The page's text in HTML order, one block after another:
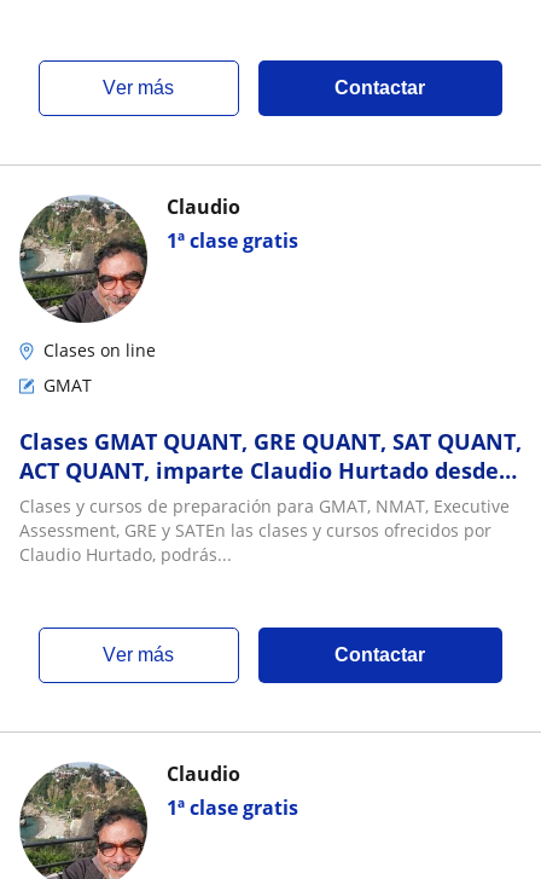
ver más Contactar
1ª clase gratis
Claudio
Clases on line
GMAT
Clases GMAT QUANT, GRE QUANT, SAT QUANT,
ACT QUANT, imparte Claudio Hurtado desde
1999
Clases y cursos de preparación para GMAT, NMAT, Executive
Assessment, GRE y SATEn las clases y cursos ofrecidos por
Claudio Hurtado, podrás...
ver más Contactar
1ª clase gratis
Claudio